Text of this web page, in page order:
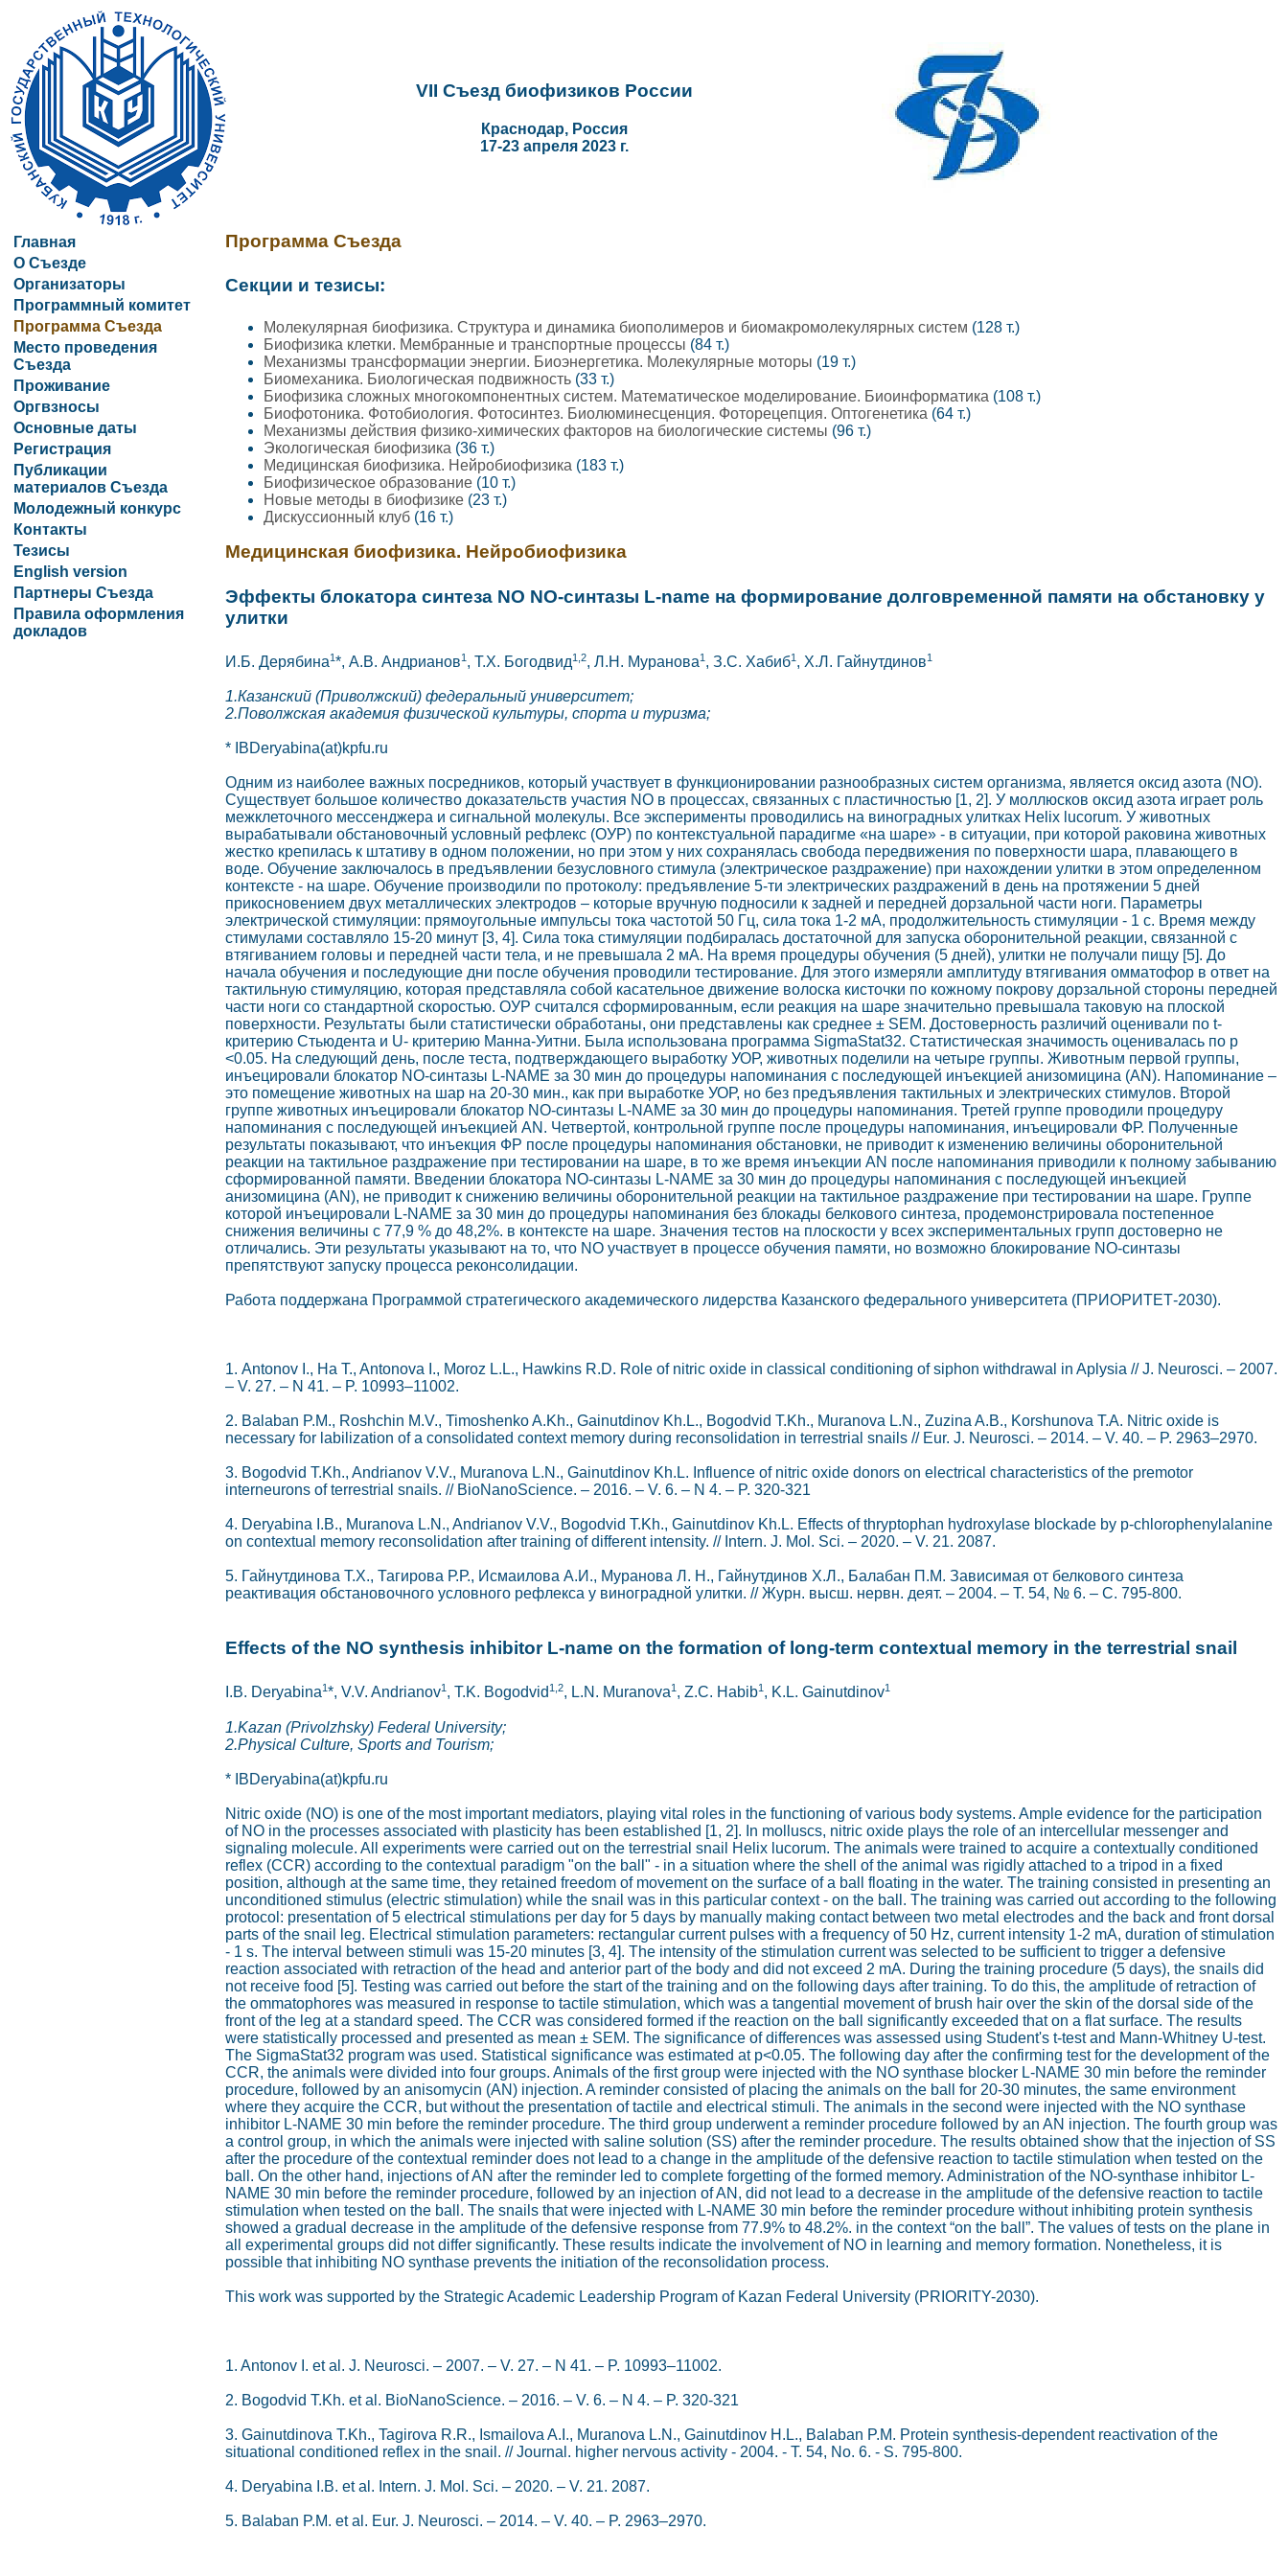
VII Съезд биофизиков России
Краснодар, Россия
17-23 апреля 2023 г.
Главная
О Съезде
Организаторы
Программный комитет
Программа Съезда
Место проведения
Съезда
Проживание
Оргвзносы
Основные даты
Регистрация
Публикации
материалов Съезда
Молодежный конкурс
Контакты
Тезисы
English version
Партнеры Съезда
Правила оформления
докладов
Программа Съезда
Секции и тезисы:
Молекулярная биофизика. Структура и динамика биополимеров и биомакромолекулярных систем (128 т.)
Биофизика клетки. Мембранные и транспортные процессы (84 т.)
Механизмы трансформации энергии. Биоэнергетика. Молекулярные моторы (19 т.)
Биомеханика. Биологическая подвижность (33 т.)
Биофизика сложных многокомпонентных систем. Математическое моделирование. Биоинформатика (108 т.)
Биофотоника. Фотобиология. Фотосинтез. Биолюминесценция. Фоторецепция. Оптогенетика (64 т.)
Механизмы действия физико-химических факторов на биологические системы (96 т.)
Экологическая биофизика (36 т.)
Медицинская биофизика. Нейробиофизика (183 т.)
Биофизическое образование (10 т.)
Новые методы в биофизике (23 т.)
Дискуссионный клуб (16 т.)
Медицинская биофизика. Нейробиофизика
Эффекты блокатора синтеза NO NO-синтазы L-name на формирование долговременной памяти на обстановку у
улитки
И.Б. Дерябина1*, А.В. Андрианов1 , Т.Х. Богодвид1,2, Л.Н. Муранова1 , З.C. Хабиб1 , Х.Л. Гайнутдинов1
1.Казанский (Приволжский) федеральный университет;
2.Поволжская академия физической культуры, спорта и туризма;
* IBDeryabina(at)kpfu.ru
Одним из наиболее важных посредников, который участвует в функционировании разнообразных систем организма, является оксид азота (NO).
Существует большое количество доказательств участия NO в процессах, связанных с пластичностью [1, 2]. У моллюсков оксид азота играет роль
межклеточного мессенджера и сигнальной молекулы. Все эксперименты проводились на виноградных улитках Helix lucorum. У животных
вырабатывали обстановочный условный рефлекс (ОУР) по контекстуальной парадигме «на шаре» - в ситуации, при которой раковина животных
жестко крепилась к штативу в одном положении, но при этом у них сохранялась свобода передвижения по поверхности шара, плавающего в
воде. Обучение заключалось в предъявлении безусловного стимула (электрическое раздражение) при нахождении улитки в этом определенном
контексте - на шаре. Обучение производили по протоколу: предъявление 5-ти электрических раздражений в день на протяжении 5 дней
прикосновением двух металлических электродов – которые вручную подносили к задней и передней дорзальной части ноги. Параметры
электрической стимуляции: прямоугольные импульсы тока частотой 50 Гц, сила тока 1-2 мА, продолжительность стимуляции - 1 с. Время между
стимулами составляло 15-20 минут [3, 4]. Сила тока стимуляции подбиралась достаточной для запуска оборонительной реакции, связанной с
втягиванием головы и передней части тела, и не превышала 2 мА. На время процедуры обучения (5 дней), улитки не получали пищу [5]. До
начала обучения и последующие дни после обучения проводили тестирование. Для этого измеряли амплитуду втягивания омматофор в ответ на
тактильную стимуляцию, которая представляла собой касательное движение волоска кисточки по кожному покрову дорзальной стороны передней
части ноги со стандартной скоростью. ОУР считался сформированным, если реакция на шаре значительно превышала таковую на плоской
поверхности. Результаты были статистически обработаны, они представлены как среднее ± SEM. Достоверность различий оценивали по t-
критерию Стьюдента и U- критерию Манна-Уитни. Была использована программа SigmaStat32. Статистическая значимость оценивалась по p
<0.05. На следующий день, после теста, подтверждающего выработку УОР, животных поделили на четыре группы. Животным первой группы,
инъецировали блокатор NO-синтазы L-NAME за 30 мин до процедуры напоминания с последующей инъекцией анизомицина (AN). Напоминание –
это помещение животных на шар на 20-30 мин., как при выработке УОР, но без предъявления тактильных и электрических стимулов. Второй
группе животных инъецировали блокатор NO-синтазы L-NAME за 30 мин до процедуры напоминания. Третей группе проводили процедуру
напоминания с последующей инъекцией AN. Четвертой, контрольной группе после процедуры напоминания, инъецировали ФР. Полученные
результаты показывают, что инъекция ФР после процедуры напоминания обстановки, не приводит к изменению величины оборонительной
реакции на тактильное раздражение при тестировании на шаре, в то же время инъекции AN после напоминания приводили к полному забыванию
сформированной памяти. Введении блокатора NO-синтазы L-NAME за 30 мин до процедуры напоминания с последующей инъекцией
анизомицина (AN), не приводит к снижению величины оборонительной реакции на тактильное раздражение при тестировании на шаре. Группе
которой инъецировали L-NAME за 30 мин до процедуры напоминания без блокады белкового синтеза, продемонстрировала постепенное
снижения величины с 77,9 % до 48,2%. в контексте на шаре. Значения тестов на плоскости у всех экспериментальных групп достоверно не
отличались. Эти результаты указывают на то, что NO участвует в процессе обучения памяти, но возможно блокирование NO-синтазы
препятствуют запуску процесса реконсолидации.
Работа поддержана Программой стратегического академического лидерства Казанского федерального университета (ПРИОРИТЕТ-2030).
1. Antonov I., Ha T., Antonova I., Moroz L.L., Hawkins R.D. Role of nitric oxide in classical conditioning of siphon withdrawal in Aplysia // J. Neurosci. – 2007.
– V. 27. – N 41. – P. 10993–11002.
2. Balaban P.M., Roshchin M.V., Timoshenko A.Kh., Gainutdinov Kh.L., Bogodvid T.Kh., Muranova L.N., Zuzina A.B., Korshunova T.A. Nitric oxide is
necessary for labilization of a consolidated context memory during reconsolidation in terrestrial snails // Eur. J. Neurosci. – 2014. – V. 40. – P. 2963–2970.
3. Bogodvid T.Kh., Andrianov V.V., Muranova L.N., Gainutdinov Kh.L. Influence of nitric oxide donors on electrical characteristics of the premotor
interneurons of terrestrial snails. // BioNanoScience. – 2016. – V. 6. – N 4. – P. 320-321
4. Deryabina I.B., Muranova L.N., Andrianov V.V., Bogodvid T.Kh., Gainutdinov Kh.L. Effects of thryptophan hydroxylase blockade by p-chlorophenylalanine
on contextual memory reconsolidation after training of different intensity. // Intern. J. Mol. Sci. – 2020. – V. 21. 2087.
5. Гайнутдинова Т.Х., Тагирова Р.Р., Исмаилова А.И., Муранова Л. Н., Гайнутдинов Х.Л., Балабан П.М. Зависимая от белкового синтеза
реактивация обстановочного условного рефлекса у виноградной улитки. // Журн. высш. нервн. деят. – 2004. – Т. 54, № 6. – С. 795-800.
Effects of the NO synthesis inhibitor L-name on the formation of long-term contextual memory in the terrestrial snail
I.B. Deryabina1*, V.V. Andrianov1, T.K. Bogodvid1,2, L.N. Muranova1, Z.C. Habib1, K.L. Gainutdinov1
1.Kazan (Privolzhsky) Federal University;
2.Physical Culture, Sports and Tourism;
* IBDeryabina(at)kpfu.ru
Nitric oxide (NO) is one of the most important mediators, playing vital roles in the functioning of various body systems. Ample evidence for the participation
of NO in the processes associated with plasticity has been established [1, 2]. In molluscs, nitric oxide plays the role of an intercellular messenger and
signaling molecule. All experiments were carried out on the terrestrial snail Helix lucorum. The animals were trained to acquire a contextually conditioned
reflex (CCR) according to the contextual paradigm "on the ball" - in a situation where the shell of the animal was rigidly attached to a tripod in a fixed
position, although at the same time, they retained freedom of movement on the surface of a ball floating in the water. The training consisted in presenting an
unconditioned stimulus (electric stimulation) while the snail was in this particular context - on the ball. The training was carried out according to the following
protocol: presentation of 5 electrical stimulations per day for 5 days by manually making contact between two metal electrodes and the back and front dorsal
parts of the snail leg. Electrical stimulation parameters: rectangular current pulses with a frequency of 50 Hz, current intensity 1-2 mA, duration of stimulation
- 1 s. The interval between stimuli was 15-20 minutes [3, 4]. The intensity of the stimulation current was selected to be sufficient to trigger a defensive
reaction associated with retraction of the head and anterior part of the body and did not exceed 2 mA. During the training procedure (5 days), the snails did
not receive food [5]. Testing was carried out before the start of the training and on the following days after training. To do this, the amplitude of retraction of
the ommatophores was measured in response to tactile stimulation, which was a tangential movement of brush hair over the skin of the dorsal side of the
front of the leg at a standard speed. The CCR was considered formed if the reaction on the ball significantly exceeded that on a flat surface. The results
were statistically processed and presented as mean ± SEM. The significance of differences was assessed using Student's t-test and Mann-Whitney U-test.
The SigmaStat32 program was used. Statistical significance was estimated at p<0.05. The following day after the confirming test for the development of the
CCR, the animals were divided into four groups. Animals of the first group were injected with the NO synthase blocker L-NAME 30 min before the reminder
procedure, followed by an anisomycin (AN) injection. A reminder consisted of placing the animals on the ball for 20-30 minutes, the same environment
where they acquire the CCR, but without the presentation of tactile and electrical stimuli. The animals in the second were injected with the NO synthase
inhibitor L-NAME 30 min before the reminder procedure. The third group underwent a reminder procedure followed by an AN injection. The fourth group was
a control group, in which the animals were injected with saline solution (SS) after the reminder procedure. The results obtained show that the injection of SS
after the procedure of the contextual reminder does not lead to a change in the amplitude of the defensive reaction to tactile stimulation when tested on the
ball. On the other hand, injections of AN after the reminder led to complete forgetting of the formed memory. Administration of the NO-synthase inhibitor L-
NAME 30 min before the reminder procedure, followed by an injection of AN, did not lead to a decrease in the amplitude of the defensive reaction to tactile
stimulation when tested on the ball. The snails that were injected with L-NAME 30 min before the reminder procedure without inhibiting protein synthesis
showed a gradual decrease in the amplitude of the defensive response from 77.9% to 48.2%. in the context “on the ball”. The values of tests on the plane in
all experimental groups did not differ significantly. These results indicate the involvement of NO in learning and memory formation. Nonetheless, it is
possible that inhibiting NO synthase prevents the initiation of the reconsolidation process.
This work was supported by the Strategic Academic Leadership Program of Kazan Federal University (PRIORITY-2030).
1. Antonov I. et al. J. Neurosci. – 2007. – V. 27. – N 41. – P. 10993–11002.
2. Bogodvid T.Kh. et al. BioNanoScience. – 2016. – V. 6. – N 4. – P. 320-321
3. Gainutdinova T.Kh., Tagirova R.R., Ismailova A.I., Muranova L.N., Gainutdinov H.L., Balaban P.M. Protein synthesis-dependent reactivation of the
situational conditioned reflex in the snail. // Journal. higher nervous activity - 2004. - T. 54, No. 6. - S. 795-800.
4. Deryabina I.B. et al. Intern. J. Mol. Sci. – 2020. – V. 21. 2087.
5. Balaban P.M. et al. Eur. J. Neurosci. – 2014. – V. 40. – P. 2963–2970.